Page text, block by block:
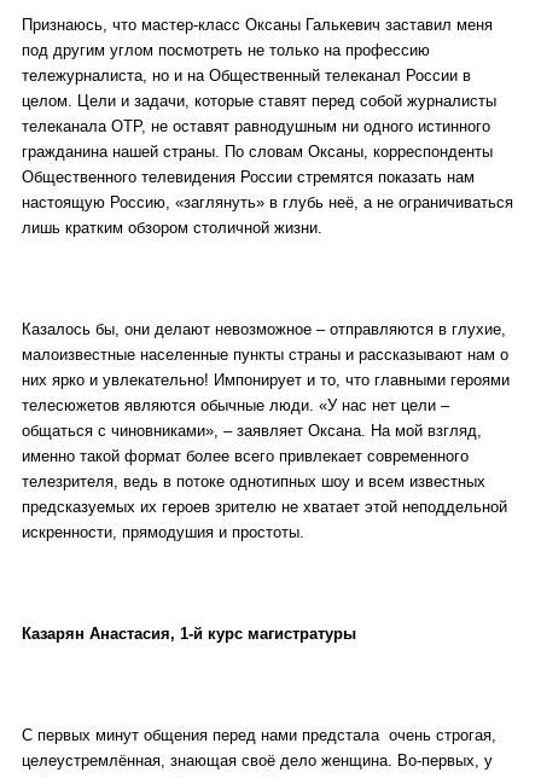
Признаюсь, что мастер-класс Оксаны Галькевич заставил меня
под другим углом посмотреть не только на профессию
тележурналиста, но и на Общественный телеканал России в
целом. Цели и задачи, которые ставят перед собой журналисты
телеканала ОТР, не оставят равнодушным ни одного истинного
гражданина нашей страны. По словам Оксаны, корреспонденты
Общественного телевидения России стремятся показать нам
настоящую Россию, «заглянуть» в глубь неё, а не ограничиваться
лишь кратким обзором столичной жизни.
Казалось бы, они делают невозможное – отправляются в глухие,
малоизвестные населенные пункты страны и рассказывают нам о
них ярко и увлекательно! Импонирует и то, что главными героями
телесюжетов являются обычные люди. «У нас нет цели –
общаться с чиновниками», – заявляет Оксана. На мой взгляд,
именно такой формат более всего привлекает современного
телезрителя, ведь в потоке однотипных шоу и всем известных
предсказуемых их героев зрителю не хватает этой неподдельной
искренности, прямодушия и простоты.
Казарян Анастасия, 1-й курс магистратуры
С первых минут общения перед нами предстала очень строгая,
целеустремлённая, знающая своё дело женщина. Во-первых, у